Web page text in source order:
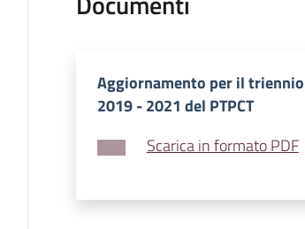
Aggiornamento per il triennio
2019 - 2021 del PTPCT
Scarica in formato PDF